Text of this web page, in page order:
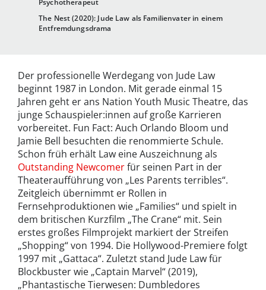
Psychotherapeut
The Nest (2020): Jude Law als Familienvater in einem
Entfremdungsdrama
Der professionelle Werdegang von Jude Law
beginnt 1987 in London. Mit gerade einmal 15
Jahren geht er ans Nation Youth Music Theatre, das
junge Schauspieler:innen auf große Karrieren
vorbereitet. Fun Fact: Auch Orlando Bloom und
Jamie Bell besuchten die renommierte Schule.
Schon früh erhält Law eine Auszeichnung als
Outstanding Newcomerfür seinen Part in der
Theateraufführung von „Les Parents terribles“.
Zeitgleich übernimmt er Rollen in
Fernsehproduktionen wie „Families“ und spielt in
dem britischen Kurzfilm „The Crane“ mit. Sein
erstes großes Filmprojekt markiert der Streifen
„Shopping“ von 1994. Die Hollywood-Premiere folgt
1997 mit „Gattaca“. Zuletzt stand Jude Law für
Blockbuster wie „Captain Marvel“ (2019),
„Phantastische Tierwesen: Dumbledores